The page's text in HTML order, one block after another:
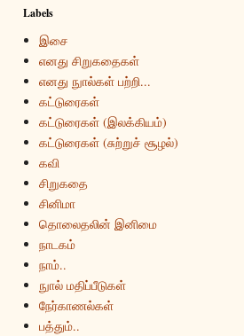
Labels
இசை
எனது சிறுகதைகள்
எனது நுால்கள் பற்றி...
கட்டுரைகள்
கட்டுரைகள் (இலக்கியம்)
கட்டுரைகள் (சுற்றுச் சூழல்)
கவி
சிறுகதை
சினிமா
தொலைதலின் இனிமை
நாடகம்
நாம்..
நுால் மதிப்பீடுகள்
நேர்காணல்கள்
பத்தும்..